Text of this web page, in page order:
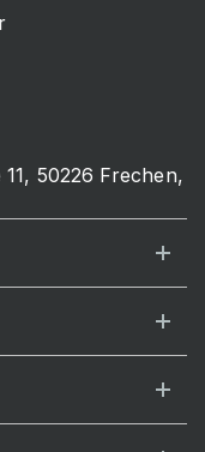
50226 Frechen,